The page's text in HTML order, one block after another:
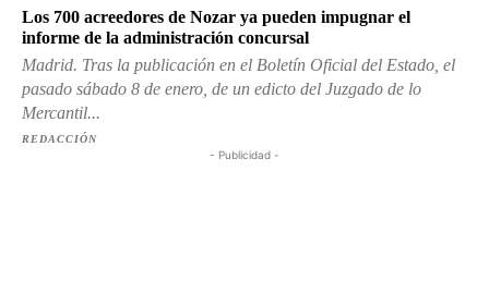
Los 700 acreedores de Nozar ya pueden impugnar el
informe de la administración concursal
Madrid. Tras la publicación en el Boletín Oficial del Estado, el
pasado sábado 8 de enero, de un edicto del Juzgado de lo
Mercantil...
REDACCIÓN
- Publicidad -